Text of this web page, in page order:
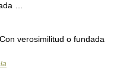
…
verosimilitud o fundada